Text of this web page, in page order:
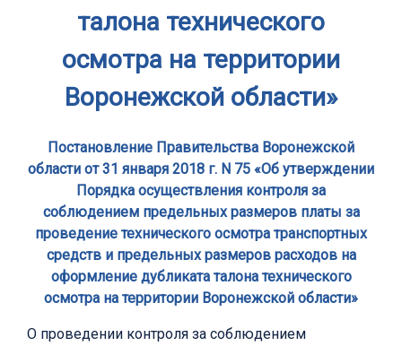
талона технического
осмотра на территории
Воронежской области»
Постановление Правительства Воронежской
области от 31 января 2018 г. N 75 «Об утверждении
Порядка осуществления контроля за
соблюдением предельных размеров платы за
проведение технического осмотра транспортных
средств и предельных размеров расходов на
оформление дубликата талона технического
осмотра на территории Воронежской области»
О проведении контроля за соблюдением